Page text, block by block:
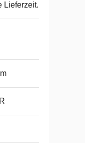
Lieferzeit.